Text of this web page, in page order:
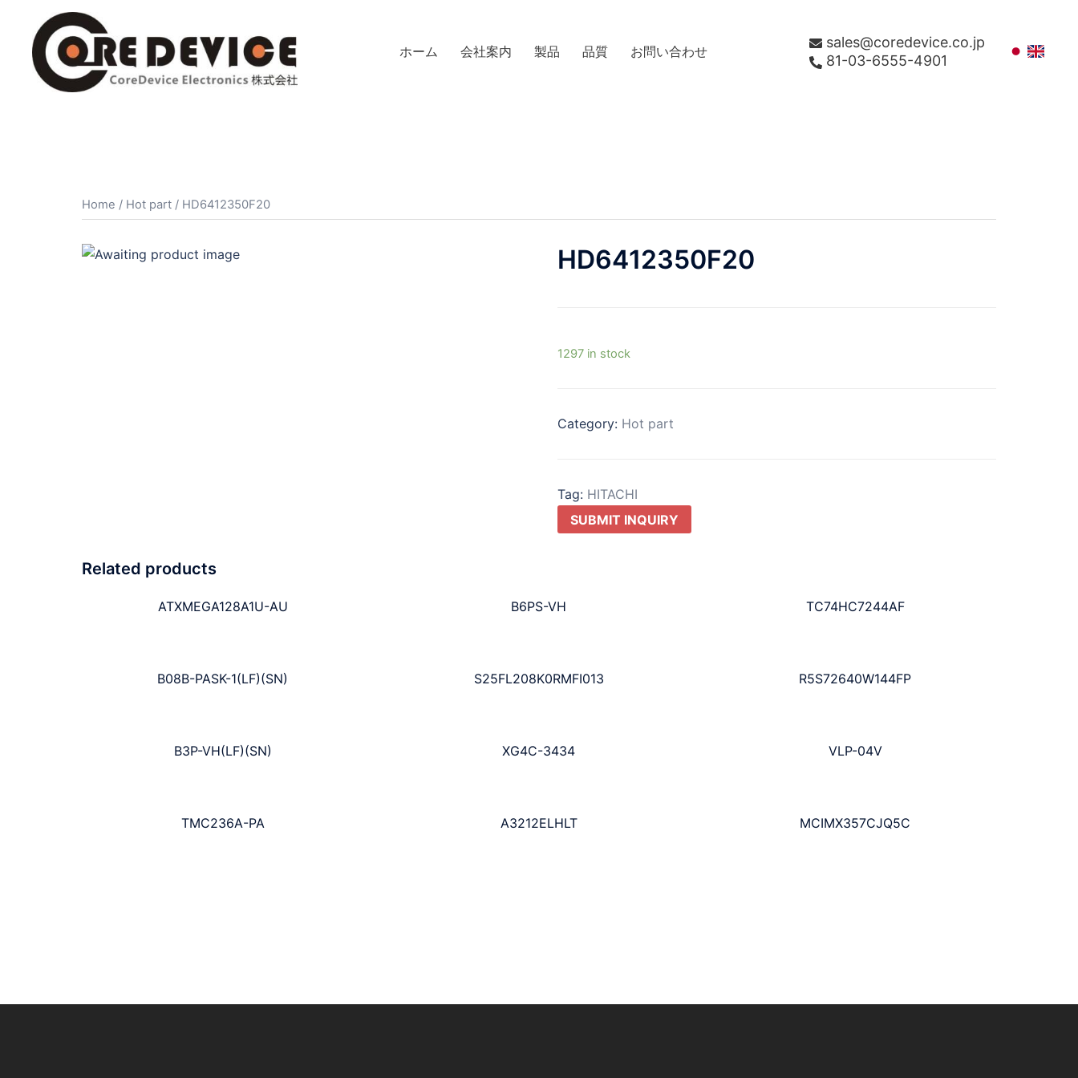
ホーム 会社案内 製品 品質 お問い合わせ
sales@coredevice.co.jp
81-03-6555-4901
Home / Hot part / HD6412350F20
HD6412350F20
1297 in stock
Category: Hot part
Tag: HITACHI
SUBMIT INQUIRY
Related products
ATXMEGA128A1U-AU B6PS-VH TC74HC7244AF
B08B-PASK-1(LF)(SN) S25FL208K0RMFI013 R5S72640W144FP
B3P-VH(LF)(SN) XG4C-3434 VLP-04V
TMC236A-PA A3212ELHLT MCIMX357CJQ5C